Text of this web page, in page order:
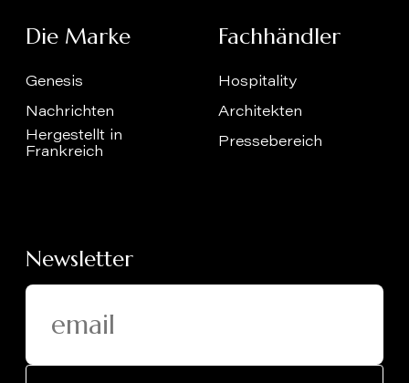
Die Marke
Genesis
Nachrichten
Hergestellt in
Frankreich
Fachhändler
Hospitality
Architekten
Pressebereich
Newsletter